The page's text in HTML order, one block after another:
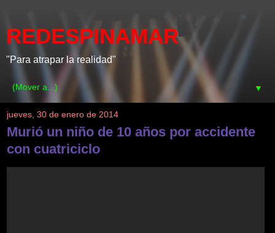
REDESPINAMAR
"Para atrapar la realidad"
▼
jueves, 30 de enero de 2014
Murió un niño de 10 años por accidente
con cuatriciclo